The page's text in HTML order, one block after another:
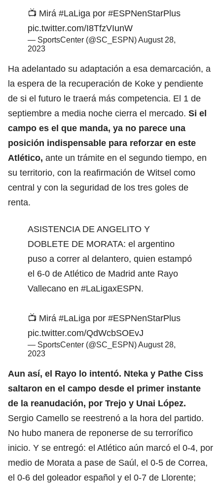
📺 Mirá #LaLiga por #ESPNenStarPlus
pic.twitter.com/I8TfzVIunW
— SportsCenter (@SC_ESPN)August 28,
2023
Ha adelantado su adaptación a esa demarcación, a
la espera de la recuperación de Koke y pendiente
de si el futuro le traerá más competencia. El 1 de
septiembre a media noche cierra el mercado. Si el
campo es el que manda, ya no parece una
posición indispensable para reforzar en este
Atlético, ante un trámite en el segundo tiempo, en
su territorio, con la reafirmación de Witsel como
central y con la seguridad de los tres goles de
renta.
ASISTENCIA DE ANGELITO Y
DOBLETE DE MORATA: el argentino
puso a correr al delantero, quien estampó
el 6-0 de Atlético de Madrid ante Rayo
Vallecano en #LaLigaxESPN.
📺 Mirá #LaLiga por #ESPNenStarPlus
pic.twitter.com/QdWcbSOEvJ
— SportsCenter (@SC_ESPN)August 28,
2023
Aun así, el Rayo lo intentó. Nteka y Pathe Ciss
saltaron en el campo desde el primer instante
de la reanudación, por Trejo y Unai López.
Sergio Camello se reestrenó a la hora del partido.
No hubo manera de reponerse de su terrorífico
inicio. Y se entregó: el Atlético aún marcó el 0-4, por
medio de Morata a pase de Saúl, el 0-5 de Correa,
el 0-6 del goleador español y el 0-7 de Llorente;